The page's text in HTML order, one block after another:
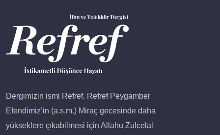
Dergimizin ismi Refref. Refref Peygamber
Efendimiz’in (a.s.m.) Miraç gecesinde daha
yükseklere çıkabilmesi için Allahu Zulcelal